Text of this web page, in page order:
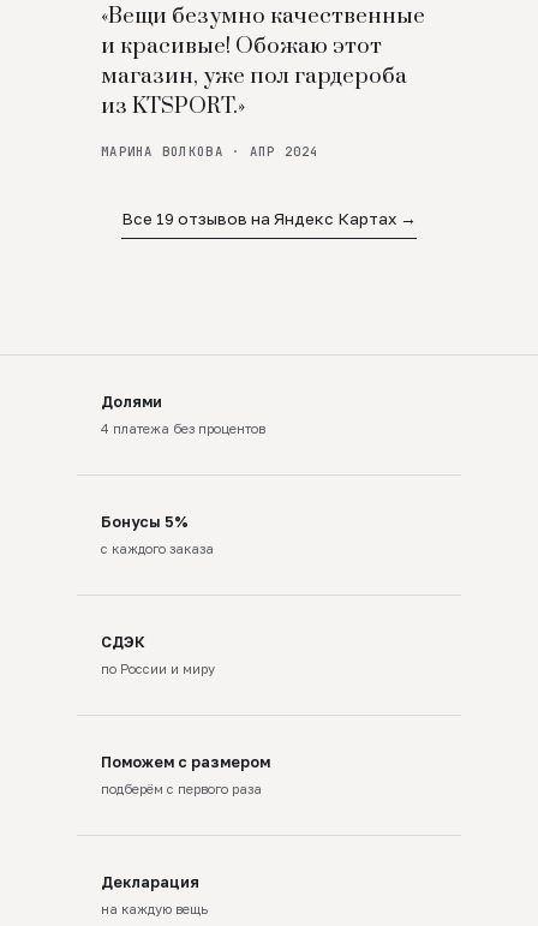
«Вещи безумно качественные
и красивые! Обожаю этот
магазин, уже пол гардероба
из KTSPORT.»
МАРИНА ВОЛКОВА · АПР 2024
Все 19 отзывов на Яндекс Картах →
Долями
4 платежа без процентов
Бонусы 5%
с каждого заказа
СДЭК
по России и миру
Поможем с размером
подберём с первого раза
Декларация
на каждую вещь